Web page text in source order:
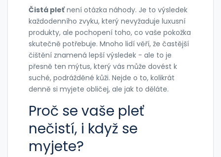
Čistá pleťnení otázka náhody. Je to výsledek
každodenního zvyku, který nevyžaduje luxusní
produkty, ale pochopení toho, co vaše pokožka
skutečně potřebuje. Mnoho lidí věří, že častější
čištění znamená lepší výsledek - ale to je
přesně ten mýtus, který vás může dovést k
suché, podrážděné kůži. Nejde o to, kolikrát
denně si myjete obličej, ale jak to děláte.
Proč se vaše pleť
nečistí, i když se
myjete?